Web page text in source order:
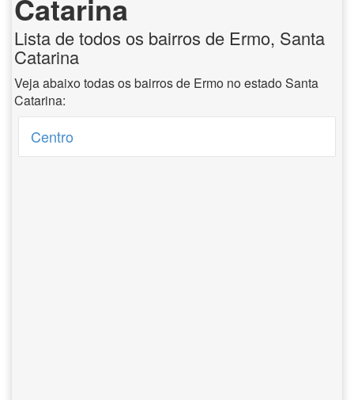
Catarina
Lista de todos os bairros de Ermo, Santa
Catarina
Veja abaixo todas os bairros de Ermo no estado Santa
Catarina:
Centro